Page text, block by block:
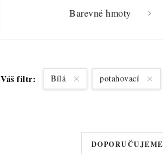
Barevné hmoty
Váš filtr: Bílá potahovací
Ř
DOPORUČUJEME